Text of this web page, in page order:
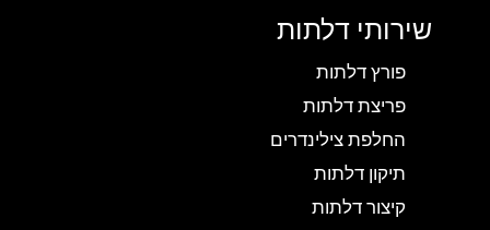
שירותי דלתות
פורץ דלתות
פריצת דלתות
החלפת צילינדרים
תיקון דלתות
קיצור דלתות